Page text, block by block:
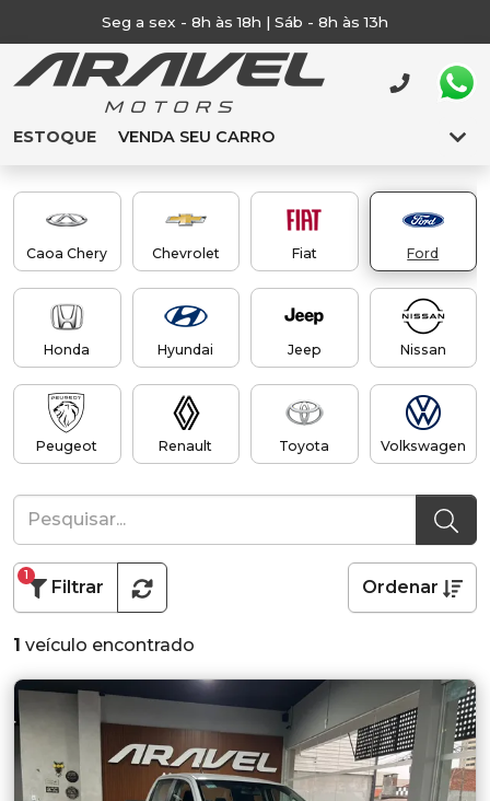
Seg a sex - 8h às 18h | Sáb - 8h às 13h
ESTOQUE VENDA SEU CARRO
Caoa Chery Chevrolet Fiat Ford
Honda Hyundai Jeep Nissan
Peugeot Renault Toyota Volkswagen
Filtrar
1
Ordenar
1 veículo encontrado